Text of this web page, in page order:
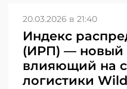
20.03.2026 в 21:40
Индекс
(ИРП) — новый
влияющий на
логистики